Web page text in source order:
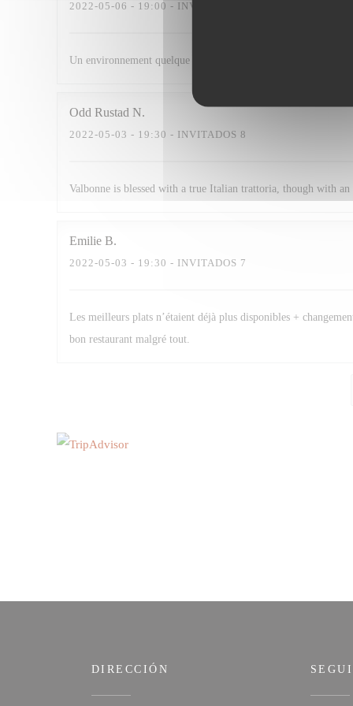
2022-05-06 - 19:00 - INVITADOS 2
Un environnement quelque peu bruyant, mais produits de très
Odd Rustad N
2022-05-03 - 19:30 - INVITADOS 8
Valbonne is blessed with a true Italian trattoria, though with
Emilie B
2022-05-03 - 19:30 - INVITADOS 7
Les meilleurs plats n’étaient déjà plus disponibles +
bon restaurant malgré tout.
DIRECCIÓN